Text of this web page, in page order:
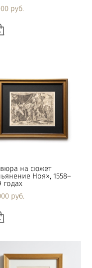
pуб.
на сюжет
Ноя», 1558–
годах
pуб.